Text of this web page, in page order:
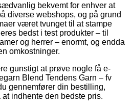
bekvemt for enhver at
diverse webshops, og på grund
været tvunget til at stampe
bedst i test produkter – til
og herrer – enormt, og endda
omkostninger.
gunstigt at prøve nogle få e-
Blend Tendens Garn – fv
gennemfører din bestilling,
indhente den bedste pris.